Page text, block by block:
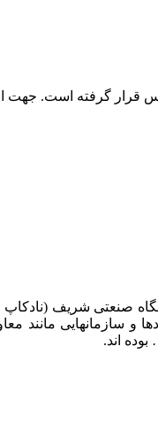
گرفته است. جهت
صنعتی شریف
و سازمانهایی
اند.